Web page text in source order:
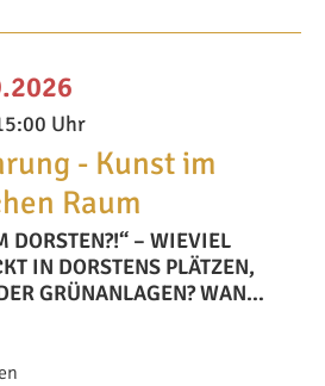
Uhr
- Kunst im
Raum
DORSTEN?!“ – WIEVIEL
IN DORSTENS PLÄTZEN,
GRÜNANLAGEN? WANN
SIND DINGE E